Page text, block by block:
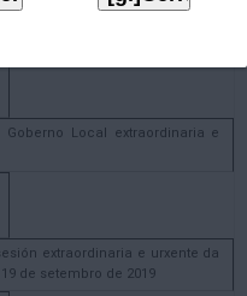
Xunta de Goberno Local de 17 de
Local extraordinaria e
sesión extraordinaria e urxente da
de setembro de 2019